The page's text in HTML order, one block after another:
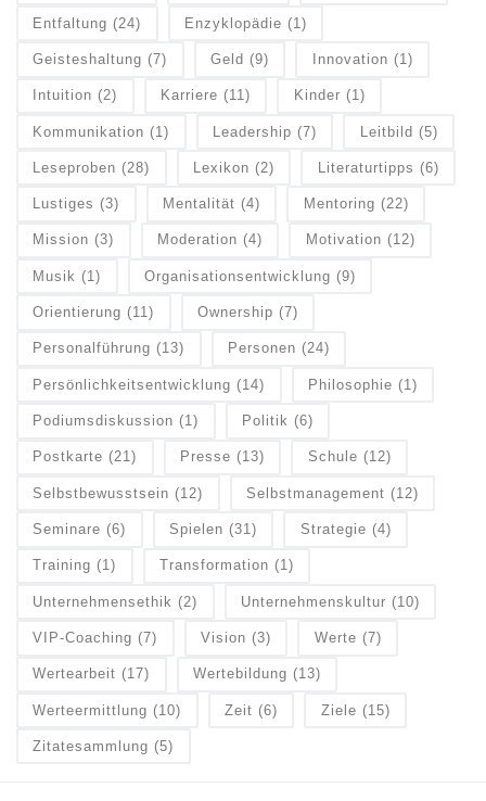
Entfaltung (24) Enzyklopädie (1)
Geisteshaltung (7) Geld (9) Innovation (1)
Intuition (2) Karriere (11) Kinder (1)
Kommunikation (1) Leadership (7) Leitbild (5)
Leseproben (28) Lexikon (2) Literaturtipps (6)
Lustiges (3) Mentalität (4) Mentoring (22)
Mission (3) Moderation (4) Motivation (12)
Musik (1) Organisationsentwicklung (9)
Orientierung (11) Ownership (7)
Personalführung (13) Personen (24)
Persönlichkeitsentwicklung (14) Philosophie (1)
Podiumsdiskussion (1) Politik (6)
Postkarte (21) Presse (13) Schule (12)
Selbstbewusstsein (12) Selbstmanagement (12)
Seminare (6) Spielen (31) Strategie (4)
Training (1) Transformation (1)
Unternehmensethik (2) Unternehmenskultur (10)
VIP-Coaching (7) Vision (3) Werte (7)
Wertearbeit (17) Wertebildung (13)
Werteermittlung (10) Zeit (6) Ziele (15)
Zitatesammlung (5)